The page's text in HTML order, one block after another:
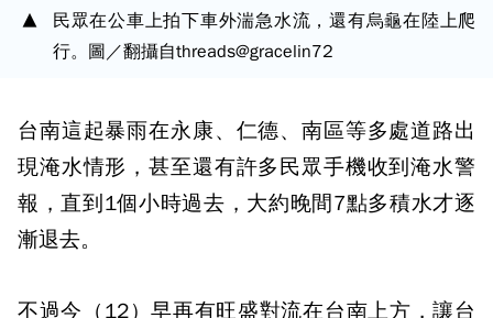
民眾在公車上拍下車外湍急水流，還有烏龜在陸上爬
行。圖／翻攝自threads@gracelin72
台南這起暴雨在永康、仁德、南區等多處道路出
現淹水情形，甚至還有許多民眾手機收到淹水警
報，直到1個小時過去，大約晚間7點多積水才逐
漸退去。
不過今（12）早再有旺盛對流在台南上方，讓台